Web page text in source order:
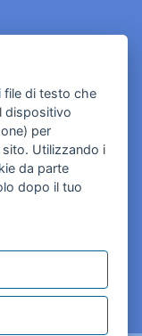
file di testo che
dispositivo
per
Utilizzando i
da parte
dopo il tuo